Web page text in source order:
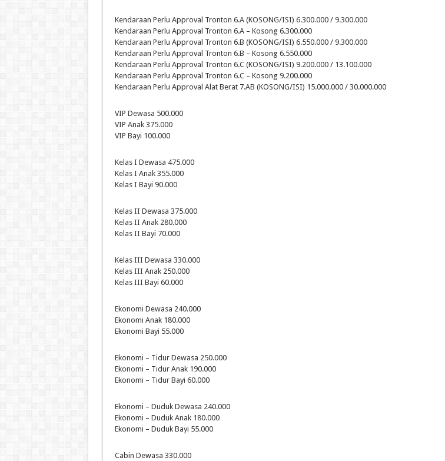
Kendaraan Perlu Approval Tronton 6.A (KOSONG/ISI) 6.300.000 / 9.300.000
Kendaraan Perlu Approval Tronton 6.A – Kosong 6.300.000
Kendaraan Perlu Approval Tronton 6.B (KOSONG/ISI) 6.550.000 / 9.300.000
Kendaraan Perlu Approval Tronton 6.B – Kosong 6.550.000
Kendaraan Perlu Approval Tronton 6.C (KOSONG/ISI) 9.200.000 / 13.100.000
Kendaraan Perlu Approval Tronton 6.C – Kosong 9.200.000
Kendaraan Perlu Approval Alat Berat 7.AB (KOSONG/ISI) 15.000.000 / 30.000.000
VIP Dewasa 500.000
VIP Anak 375.000
VIP Bayi 100.000
Kelas I Dewasa 475.000
Kelas I Anak 355.000
Kelas I Bayi 90.000
Kelas II Dewasa 375.000
Kelas II Anak 280.000
Kelas II Bayi 70.000
Kelas III Dewasa 330.000
Kelas III Anak 250.000
Kelas III Bayi 60.000
Ekonomi Dewasa 240.000
Ekonomi Anak 180.000
Ekonomi Bayi 55.000
Ekonomi – Tidur Dewasa 250.000
Ekonomi – Tidur Anak 190.000
Ekonomi – Tidur Bayi 60.000
Ekonomi – Duduk Dewasa 240.000
Ekonomi – Duduk Anak 180.000
Ekonomi – Duduk Bayi 55.000
Cabin Dewasa 330.000